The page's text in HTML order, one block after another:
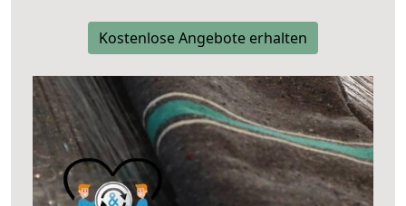
Kostenlose Angebote erhalten